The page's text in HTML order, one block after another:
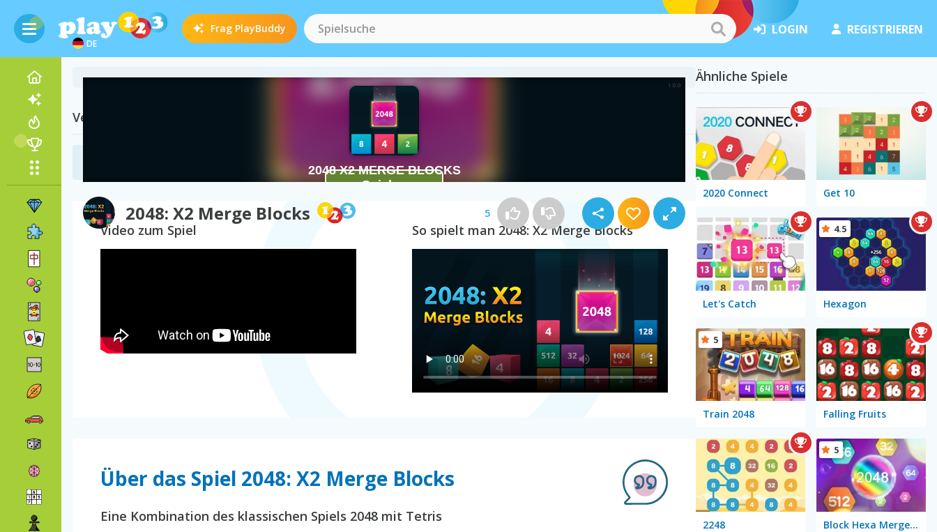
DE
Frag PlayBuddy LOGIN REGISTRIEREN
2048: X2 Merge Blocks 5
Verwandte Kategorien
Video zum Spiel So spielt man 2048: X2 Merge Blocks
Über das Spiel 2048: X2 Merge Blocks
Eine Kombination des klassischen Spiels 2048 mit Tetris
Ähnliche Spiele
2020 Connect Get 10
Let's Catch Hexagon
4.5
Train 2048
5
Falling Fruits
2248 Block Hexa Merge 2048
5